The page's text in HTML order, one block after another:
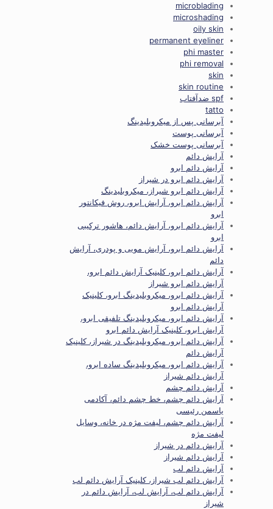
microblading
microshading
oily skin
permanent eyeliner
phi master
phi removal
skin
skin routine
spf ضدآفتاب
tatto
آبرسانی پس از میکروبلیدینگ
آبرسانی پوست
آبرسانی پوست خشک
آرایش دائم
آرایش دائم ابرو
آرایش دائم ابرو در شیراز
آرایش دائم ابرو شیراز، میکروبلیدینگ
آرایش دائم ابرو، آرایش ابرو، روش فیکانتور
ابرو
آرایش دائم ابرو، آرایش دائم، هاشور ترکیبی
ابرو
آرایش دائم ابرو، آرایش مویی و پودری، آرایش
دائم
آرایش دائم ابرو، کلینیک آرایش دائم ابرو،
آرایش دائم ابرو شیراز
آرایش دائم ابرو، میکروبلیدینگ ابرو، کلینیک
آرایش دائم ابرو
آرایش دائم ابرو، میکروبلیدینگ تلفیقی ابرو،
آرایش ابرو، کلینیک آرایش دائم ابرو
آرایش دائم ابرو، میکروبلیدینگ در شیراز، کلینیک
آرایش دائم
آرایش دائم ابرو، میکروبلیدینگ ساده ابرو،
آرایش دائم شیراز
آرایش دائم چشم
آرایش دائم چشم، خط چشم دائم، آکادمی
یاسمن رئیسی
آرایش دائم چشم، لیفت مژه در خانه، وسایل
لیفت مژه
آرایش دائم در شیراز
آرایش دائم شیراز
آرایش دائم لب
آرایش دائم لب شیراز، کلینیک آرایش دائم لب
آرایش دائم لب، آرایش لب، آرایش دائم در
شیراز